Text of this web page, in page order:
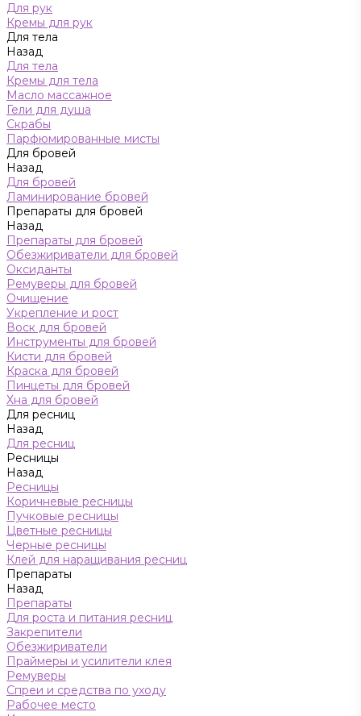
Для рук
Кремы для рук
Для тела
Назад
Для тела
Кремы для тела
Масло массажное
Гели для душа
Скрабы
Парфюмированные мисты
Для бровей
Назад
Для бровей
Ламинирование бровей
Препараты для бровей
Назад
Препараты для бровей
Обезжириватели для бровей
Оксиданты
Ремуверы для бровей
Очищение
Укрепление и рост
Воск для бровей
Инструменты для бровей
Кисти для бровей
Краска для бровей
Пинцеты для бровей
Хна для бровей
Для ресниц
Назад
Для ресниц
Ресницы
Назад
Ресницы
Коричневые ресницы
Пучковые ресницы
Цветные ресницы
Черные ресницы
Клей для наращивания ресниц
Препараты
Назад
Препараты
Для роста и питания ресниц
Закрепители
Обезжириватели
Праймеры и усилители клея
Ремуверы
Спреи и средства по уходу
Рабочее место